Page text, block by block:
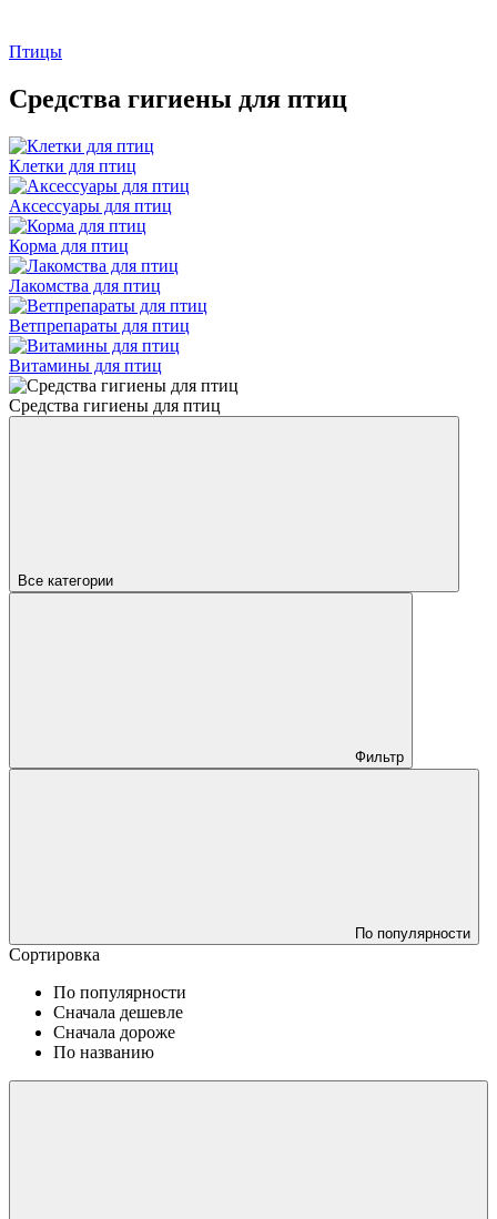
Птицы
Средства гигиены для птиц
Клетки для птиц
Аксессуары для птиц
Корма для птиц
Лакомства для птиц
Ветпрепараты для птиц
Витамины для птиц
Средства гигиены для птиц
Все категории
Фильтр
По популярности
Сортировка
По популярности
Сначала дешевле
Сначала дороже
По названию